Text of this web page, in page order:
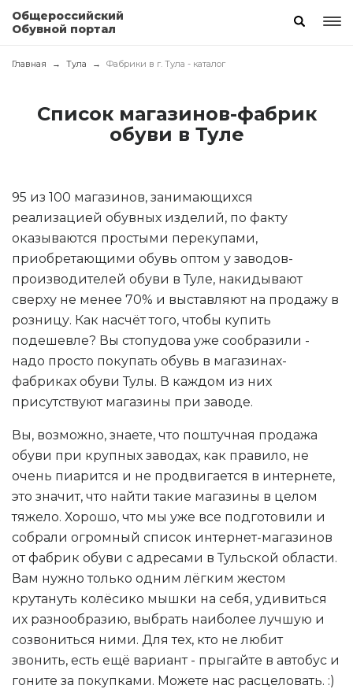
Общероссийский
Обувной портал
Главная Тула Фабрики в г. Тула - каталог
Список магазинов-фабрик
обуви в Туле
95 из 100 магазинов, занимающихся
реализацией обувных изделий, по факту
оказываются простыми перекупами,
приобретающими обувь оптом у заводов-
производителей обуви в Туле, накидывают
сверху не менее 70% и выставляют на продажу в
розницу. Как насчёт того, чтобы купить
подешевле? Вы стопудова уже сообразили -
надо просто покупать обувь в магазинах-
фабриках обуви Тулы. В каждом из них
присутствуют магазины при заводе.
Вы, возможно, знаете, что поштучная продажа
обуви при крупных заводах, как правило, не
очень пиарится и не продвигается в интернете,
это значит, что найти такие магазины в целом
тяжело. Хорошо, что мы уже все подготовили и
собрали огромный список интернет-магазинов
от фабрик обуви с адресами в Тульской области.
Вам нужно только одним лёгким жестом
крутануть колёсико мышки на себя, удивиться
их разнообразию, выбрать наиболее лучшую и
созвониться ними. Для тех, кто не любит
звонить, есть ещё вариант - прыгайте в автобус и
гоните за покупками. Можете нас расцеловать. :)